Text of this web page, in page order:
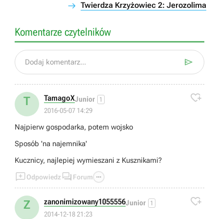
Twierdza Krzyżowiec 2: Jerozolima
Komentarze czytelników
Dodaj komentarz... 
T TamagoXJunior 1
2016-05-07 14:29

Najpierw gospodarka, potem wojsko
Sposób 'na najemnika'
Kucznicy, najlepiej wymieszani z Kusznikami?
Odpowiedz  Forum 
Z zanonimizowany1055556Junior 1
2014-12-18 21:23
